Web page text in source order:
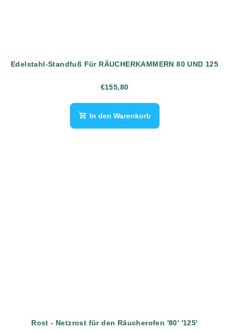
Edelstahl-Standfuß Für RÄUCHERKAMMERN 80 UND 125
€155,80
In den Warenkorb
Rost - Netzrost für den Räucherofen '80' '125'